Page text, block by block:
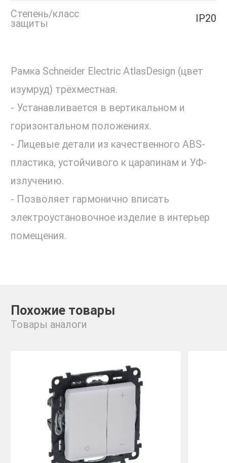
Степень/класс
защиты
IP20
Рамка Schneider Electric AtlasDesign (цвет
изумруд) трёхместная.
- Устанавливается в вертикальном и
горизонтальном положениях.
- Лицевые детали из качественного ABS-
пластика, устойчивого к царапинам и УФ-
излучению.
- Позволяет гармонично вписать
электроустановочное изделие в интерьер
помещения.
Похожие товары
Товары аналоги